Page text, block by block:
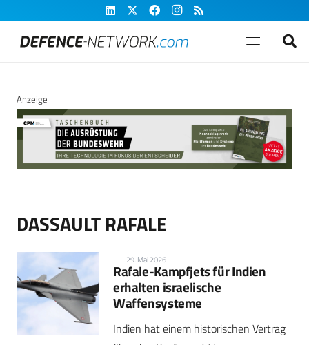
Anzeige
DASSAULT RAFALE
29. Mai 2026
Rafale-Kampfjets für Indien
erhalten israelische
Waffensysteme
Indien hat einem historischen Vertrag